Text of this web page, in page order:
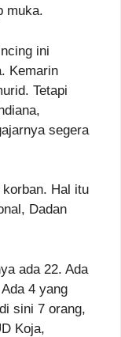
muka.
ini
Kemarin
Tetapi
segera
Hal itu
Dadan
ada 22. Ada
4 yang
sini 7 orang,
Koja,